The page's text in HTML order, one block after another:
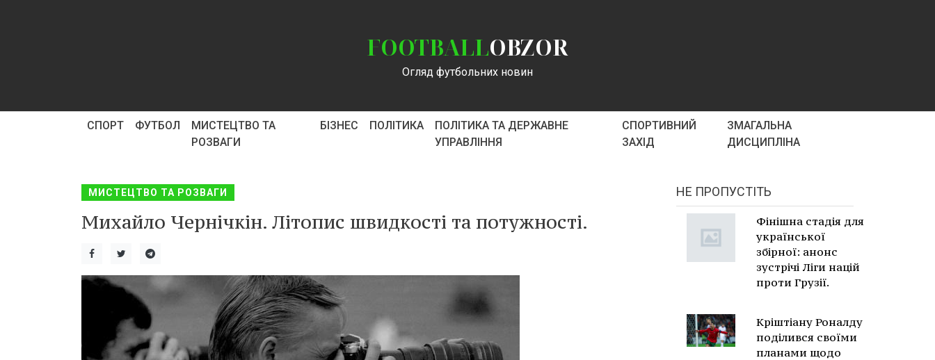
FOOTBALLOBZOR
Огляд футбольних новин
СПОРТ ФУТБОЛ
МИСТЕЦТВО ТА
РОЗВАГИ
БІЗНЕС ПОЛІТИКА
ПОЛІТИКА ТА ДЕРЖАВНЕ
УПРАВЛІННЯ
СПОРТИВНИЙ
ЗАХІД
ЗМАГАЛЬНА
ДИСЦИПЛІНА
МИСТЕЦТВО ТА РОЗВАГИ
Михайло Чернічкін. Літопис швидкості та потужності.
НЕ ПРОПУСТІТЬ
Фінішна стадія для
української
збірної: анонс
зустрічі Ліги націй
проти Грузії.
Кріштіану Роналду
поділився своїми
планами щодо